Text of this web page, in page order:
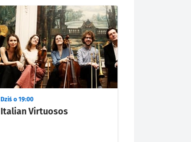
Italian Virtuosos
Dziś o 19:00